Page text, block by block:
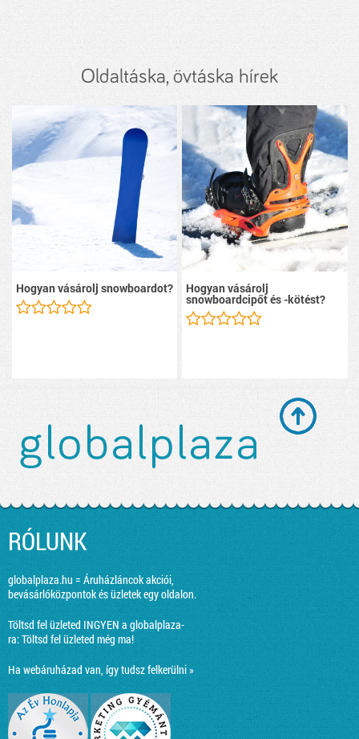
Oldaltáska, övtáska hírek
Hogyan vásárolj snowboardot? Hogyan vásárolj
snowboardcipőt és -kötést?
RÓLUNK
globalplaza.hu = Áruházláncok akciói,
bevásárlóközpontok és üzletek egy oldalon.
Töltsd fel üzleted INGYEN a globalplaza-
ra:Töltsd fel üzleted még ma!
Ha webáruházad van, így tudsz felkerülni »